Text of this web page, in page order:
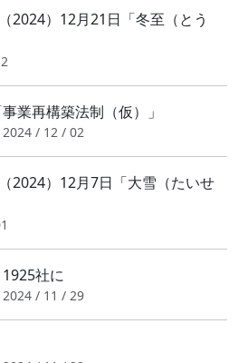
）12月21日「冬至（とう
業再構築法制（仮）」
2024 / 12 / 02
）12月7日「大雪（たいせ
社に
2024 / 11 / 29